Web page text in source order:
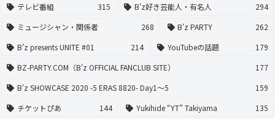
テレビ番組
315 B'z好き芸能人・有名人
294
ミュージシャン・関係者
268 B'z PARTY
262
B’z presents UNITE #01
214 YouTubeの話題
179
BZ-PARTY.COM（B'z OFFICIAL FANCLUB SITE）
177
B’z SHOWCASE 2020 -5 ERAS 8820- Day1〜5
159
チケットぴあ
144 Yukihide “YT” Takiyama
135